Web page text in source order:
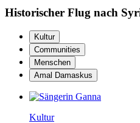
Historischer Flug nach
Kultur
Communities
Menschen
Amal Damaskus
Kultur